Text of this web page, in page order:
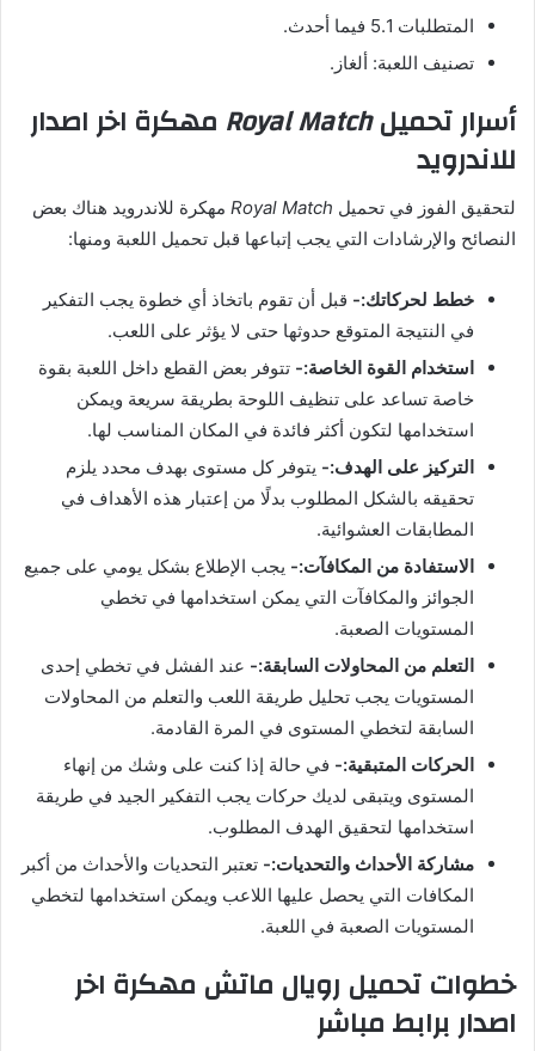
المتطلبات 5.1 فيما أحدث.
تصنيف اللعبة: ألغاز.
أسرار تحميلRoyal Match مهكرة اخر اصدار
للاندرويد
لتحقيق الفوز في تحميل Royal Match مهكرة للاندرويد هناك بعض
النصائح والإرشادات التي يجب إتباعها قبل تحميل اللعبة ومنها:
خطط لحركاتك:- قبل أن تقوم باتخاذ أي خطوة يجب التفكير
في النتيجة المتوقع حدوثها حتى لا يؤثر على اللعب.
استخدام القوة الخاصة:- تتوفر بعض القطع داخل اللعبة بقوة
خاصة تساعد على تنظيف اللوحة بطريقة سريعة ويمكن
استخدامها لتكون أكثر فائدة في المكان المناسب لها.
التركيز على الهدف:- يتوفر كل مستوى بهدف محدد يلزم
تحقيقه بالشكل المطلوب بدلًا من إعتبار هذه الأهداف في
المطابقات العشوائية.
الاستفادة من المكافآت:- يجب الإطلاع بشكل يومي على جميع
الجوائز والمكافآت التي يمكن استخدامها في تخطي
المستويات الصعبة.
التعلم من المحاولات السابقة:- عند الفشل في تخطي إحدى
المستويات يجب تحليل طريقة اللعب والتعلم من المحاولات
السابقة لتخطي المستوى في المرة القادمة.
الحركات المتبقية:- في حالة إذا كنت على وشك من إنهاء
المستوى ويتبقى لديك حركات يجب التفكير الجيد في طريقة
استخدامها لتحقيق الهدف المطلوب.
مشاركة الأحداث والتحديات:- تعتبر التحديات والأحداث من أكبر
المكافات التي يحصل عليها اللاعب ويمكن استخدامها لتخطي
المستويات الصعبة في اللعبة.
خطوات تحميل رويال ماتش مهكرة اخر
اصدار برابط مباشر